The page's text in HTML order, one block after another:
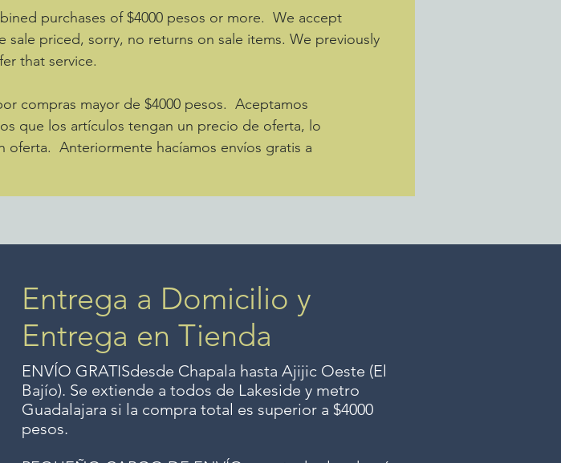
purchases of $4000 pesos or more. We accept
priced, sorry, no returns on sale items. We previously
that service.
compras mayor de $4000 pesos. Aceptamos
que los artículos tengan un precio de oferta, lo
Anteriormente hacíamos envíos gratis a
Entrega a Domicilio y
Entrega en Tienda
ENVÍO GRATISdesde Chapala hasta Ajijic Oeste (El
Bajío). Se extiende a todos de Lakeside y metro
Guadalajara si la compra total es superior a $4000
pesos.